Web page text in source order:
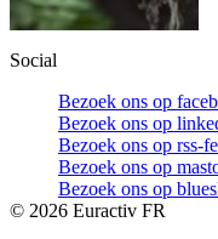
Social
Bezoek ons op
Bezoek ons op
Bezoek ons op rss-
Bezoek ons op
Bezoek ons op
© 2026 Euractiv FR